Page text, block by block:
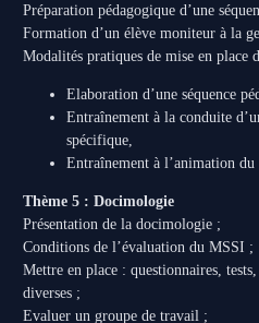
Préparation pédagogique d’une
Formation d’un élève moniteur à la
Modalités pratiques de mise en place
Elaboration d’une séquence
Entraînement à la conduite
spécifique,
Entraînement à l’animation
Thème 5 : Docimologie
Présentation de la docimologie ;
Conditions de l’évaluation du MSSI ;
Mettre en place : questionnaires,
diverses ;
Evaluer un groupe de travail ;